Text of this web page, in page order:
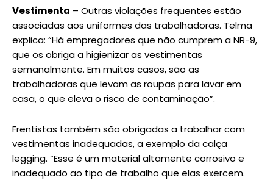
Vestimenta – Outras violações frequentes estão
associadas aos uniformes das trabalhadoras. Telma
explica: “Há empregadores que não cumprem a NR-9,
que os obriga a higienizar as vestimentas
semanalmente. Em muitos casos, são as
trabalhadoras que levam as roupas para lavar em
casa, o que eleva o risco de contaminação”.
Frentistas também são obrigadas a trabalhar com
vestimentas inadequadas, a exemplo da calça
legging. “Esse é um material altamente corrosivo e
inadequado ao tipo de trabalho que elas exercem.